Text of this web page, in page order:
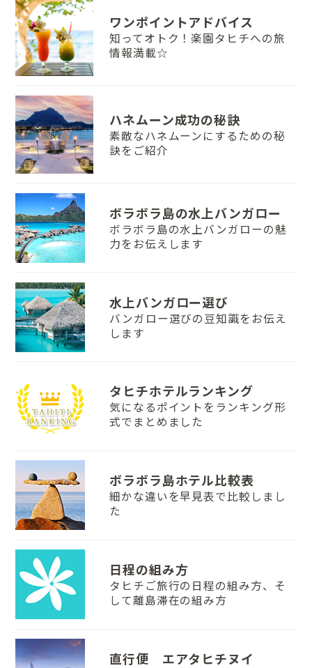
ワンポイントアドバイス
知ってオトク！楽園タヒチへの旅
情報満載☆
ハネムーン成功の秘訣
素敵なハネムーンにするための秘
訣をご紹介
ボラボラ島の水上バンガロー
ボラボラ島の水上バンガローの魅
力をお伝えします
水上バンガロー選び
バンガロー選びの豆知識をお伝え
します
タヒチホテルランキング
気になるポイントをランキング形
式でまとめました
ボラボラ島ホテル比較表
細かな違いを早見表で比較しまし
た
日程の組み方
タヒチご旅行の日程の組み方、そ
して離島滞在の組み方
直行便 エアタヒチヌイ